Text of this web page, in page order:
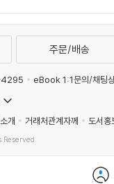
주문/배송
4295
eBook 1:1문의/채팅
개 거래처관계자께 도서홍